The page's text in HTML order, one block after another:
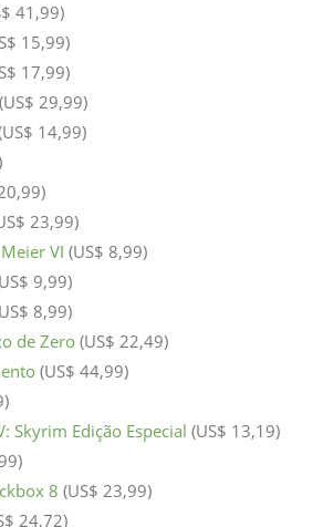
41,99)
15,99)
17,99)
(US$ 29,99)
14,99)
23,99)
VI (US$ 8,99)
9,99)
8,99)
de Zero (US$ 22,49)
(US$ 44,99)
Skyrim Edição Especial (US$ 13,19)
8 (US$ 23,99)
24,72)